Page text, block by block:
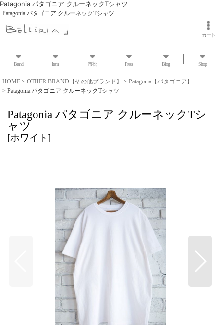
Patagonia パタゴニア クルーネックTシャツ
Patagonia パタゴニア クルーネックTシャツ
カート
Brand Item 市松 Press Blog Shop
HOME > OTHER BRAND【その他ブランド】 > Patagonia【パタゴニア】
> Patagonia パタゴニア クルーネックTシャツ
Patagonia パタゴニア クルーネックTシ
ャツ
[ホワイト]